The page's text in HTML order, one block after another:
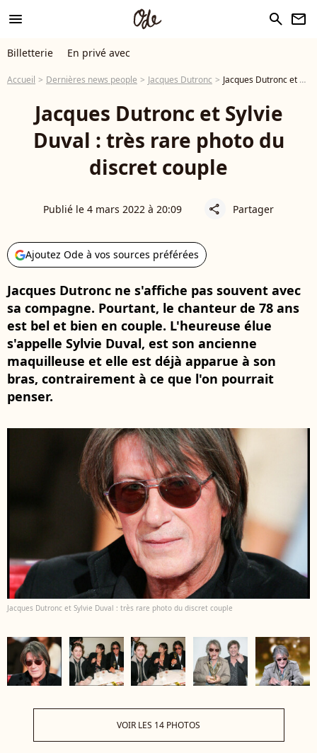
menu search newsletter
Billetterie En privé avec
Accueil Dernières news people Jacques Dutronc Jacques Dutronc et Sylvie Duval : très rare photo du discret couple
Jacques Dutronc et Sylvie
Duval : très rare photo du
discret couple
Publié le 4 mars 2022 à 20:09 share Partager
Ajoutez Ode à vos sources préférées
Jacques Dutronc ne s'affiche pas souvent avec
sa compagne. Pourtant, le chanteur de 78 ans
est bel et bien en couple. L'heureuse élue
s'appelle Sylvie Duval, est son ancienne
maquilleuse et elle est déjà apparue à son
bras, contrairement à ce que l'on pourrait
penser.
Jacques Dutronc et Sylvie Duval : très rare photo du discret couple
VOIR LES 14 PHOTOS